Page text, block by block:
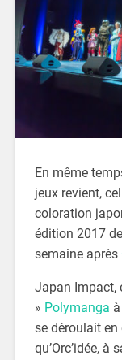
En même
jeux revient,
coloration
édition 2017 de
semaine après
Japan Impact,
» Polymanga
se déroulait
qu’Orc’idée,